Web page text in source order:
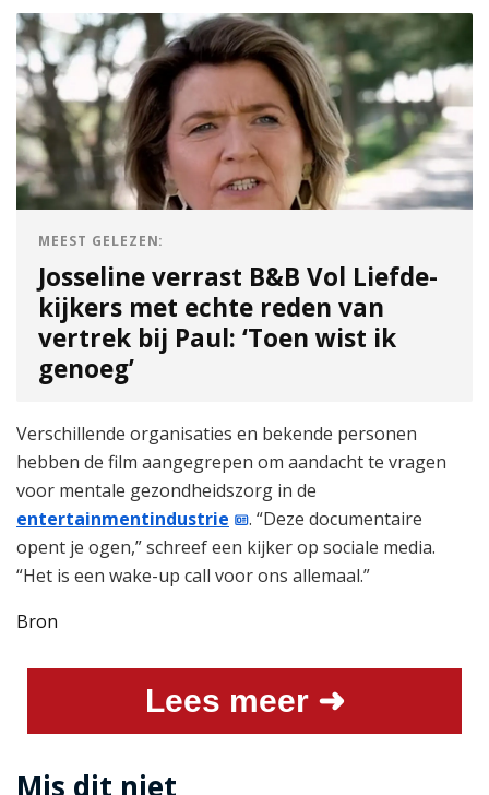
MEEST GELEZEN:
Josseline verrast B&B Vol Liefde-
kijkers met echte reden van
vertrek bij Paul: ‘Toen wist ik
genoeg’
Verschillende organisaties en bekende personen
hebben de film aangegrepen om aandacht te vragen
voor mentale gezondheidszorg in de
entertainmentindustrie
. “Deze documentaire
opent je ogen,” schreef een kijker op sociale media.
“Het is een wake-up call voor ons allemaal.”
Bron
Lees meer ➜
Mis dit niet